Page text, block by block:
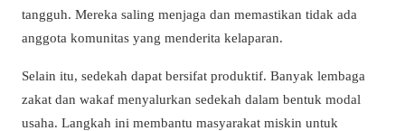
tangguh. Mereka saling menjaga dan memastikan tidak ada
anggota komunitas yang menderita kelaparan.
Selain itu, sedekah dapat bersifat produktif. Banyak lembaga
zakat dan wakaf menyalurkan sedekah dalam bentuk modal
usaha. Langkah ini membantu masyarakat miskin untuk